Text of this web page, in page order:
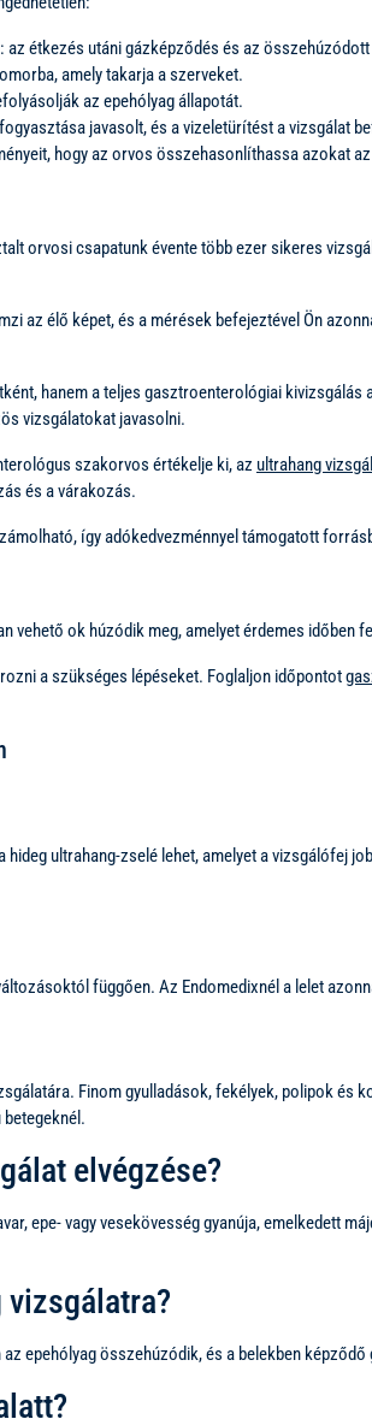
étkezés utáni gázképződés és az
amely takarja a szerveket.
az epehólyag állapotát.
javasolt, és a vizeletürítést a vizsgálat
hogy az orvos összehasonlíthassa azokat
orvosi csapatunk évente több ezer sikeres
az élő képet, és a mérések befejeztével Ön
hanem a teljes gasztroenterológiai
vizsgálatokat javasolni.
szakorvos értékelje ki, az ultrahang
és a várakozás.
így adókedvezménnyel támogatott
vehető ok húzódik meg, amelyet érdemes időben
a szükséges lépéseket. Foglaljon időpontot
ultrahang-zselé lehet, amelyet a vizsgálófej
függően. Az Endomedixnél a lelet
Finom gyulladások, fekélyek, polipok
elvégzése?
epe- vagy vesekövesség gyanúja, emelkedett
epehólyag összehúzódik, és a belekben